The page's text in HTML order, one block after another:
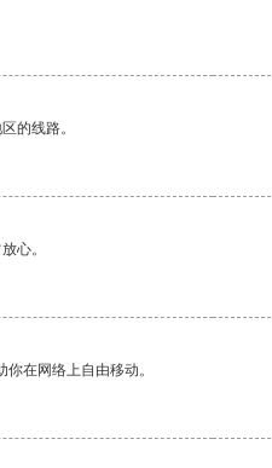
的线路。
心。
在网络上自由移动。